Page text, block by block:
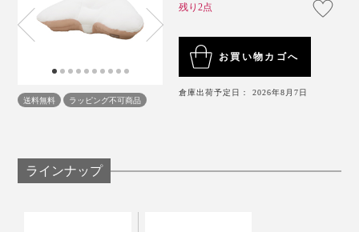
送料無料 ラッピング不可商品
残り2点
お買い物カゴへ
倉庫出荷予定日： 2026年8月7日
ラインナップ